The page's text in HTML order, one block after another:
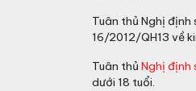
Tuân thủ Nghị
16/2012/QH13 về
Tuân thủ Nghị
dưới 18 tuổi.